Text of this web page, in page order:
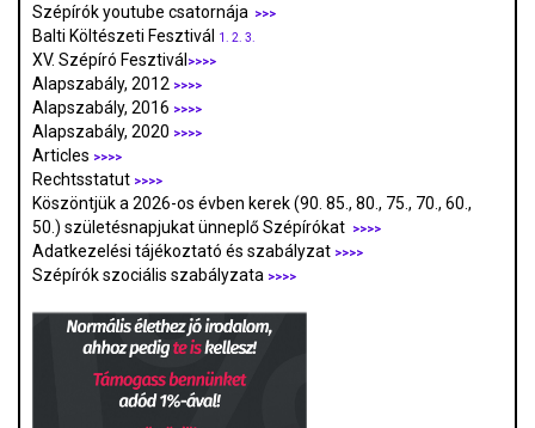
Szépírók youtube csatornája >>>
Balti Költészeti Fesztivál 1. 2. 3.
XV. Szépíró Fesztivál >>>>
Alapszabály, 2012 >>>>
Alapszabály, 2016 >>>>
Alapszabály, 2020 >>>>
Articles >>>>
Rechtsstatut >>>>
Köszöntjük a 2026-os évben kerek (90. 85., 80., 75., 70., 60.,
50.) születésnapjukat ünneplő Szépírókat
>>>>
Adatkezelési tájékoztató és szabályzat >>>>
Szépírók szociális szabályzata >>>>